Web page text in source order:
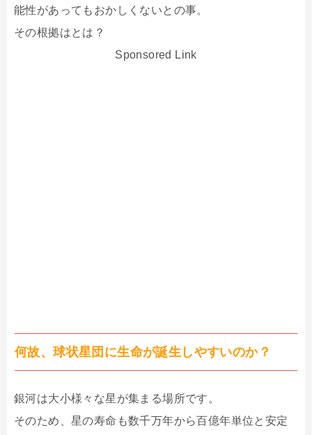
能性があってもおかしくないとの事。
その根拠はとは？
Sponsored Link
何故、球状星団に生命が誕生しやすいのか？
銀河は大小様々な星が集まる場所です。
そのため、星の寿命も数千万年から百億年単位と安定